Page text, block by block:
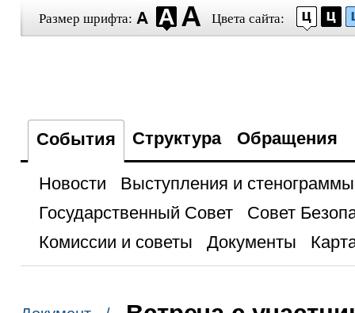
Размер шрифта: Цвета сайта:
События Структура Обращения
Новости
Выступления и стенограммы
Государственный Совет
Совет
Комиссии и советы
Документы